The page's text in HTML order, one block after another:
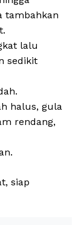
tambahkan
lalu
sedikit
halus, gula
rendang,
siap